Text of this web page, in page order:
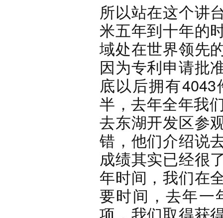
所以站在这个讲
米五年到十年的
域处在世界领先
因为专利申请批
底以后拥有
半，去年全年我
去东湖开发区参
错，他们介绍说
成绩其实已经很
年时间，我们在
要时间，去年一
项，我们取得获